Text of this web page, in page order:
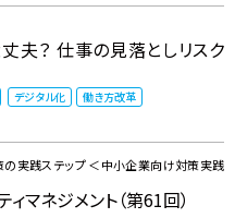
夫？ 仕事の見落としリスク
デジタル化 働き方改革
の実践ステップ ＜中小企業向け対策実践
マネジメント（第61回）